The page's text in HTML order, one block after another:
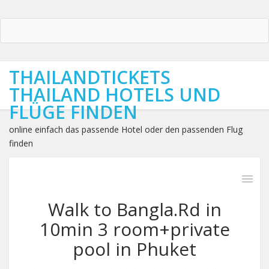
THAILANDTICKETS
THAILAND HOTELS UND
FLÜGE FINDEN
online einfach das passende Hotel oder den passenden Flug
finden
Walk to Bangla.Rd in
10min 3 room+private
pool in Phuket